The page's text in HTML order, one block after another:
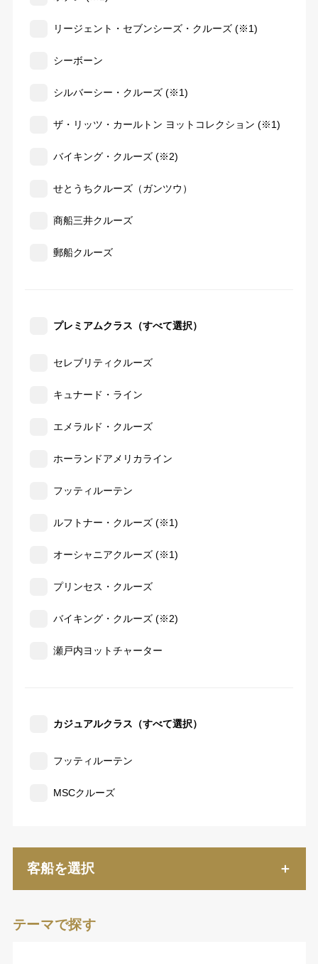
リージェント・セブンシーズ・クルーズ (※1)
シーボーン
シルバーシー・クルーズ (※1)
ザ・リッツ・カールトン ヨットコレクション (※1)
バイキング・クルーズ (※2)
せとうちクルーズ（ガンツウ）
商船三井クルーズ
郵船クルーズ
プレミアムクラス（すべて選択）
セレブリティクルーズ
キュナード・ライン
エメラルド・クルーズ
ホーランドアメリカライン
フッティルーテン
ルフトナー・クルーズ (※1)
オーシャニアクルーズ (※1)
プリンセス・クルーズ
バイキング・クルーズ (※2)
瀬戸内ヨットチャーター
カジュアルクラス（すべて選択）
フッティルーテン
MSCクルーズ
客船を選択
テーマで探す